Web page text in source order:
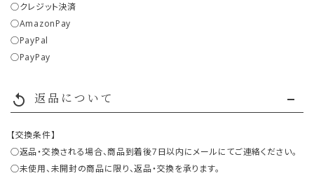
○クレジット決済
○AmazonPay
○PayPal
○PayPay
replay 返品について
【交換条件】
○返品・交換される場合、商品到着後7日以内にメールにてご連絡ください。
○未使用、未開封の商品に限り、返品・交換を承ります。